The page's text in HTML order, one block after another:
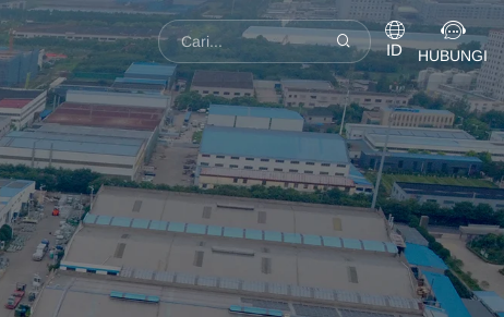
ID HUBUNGI